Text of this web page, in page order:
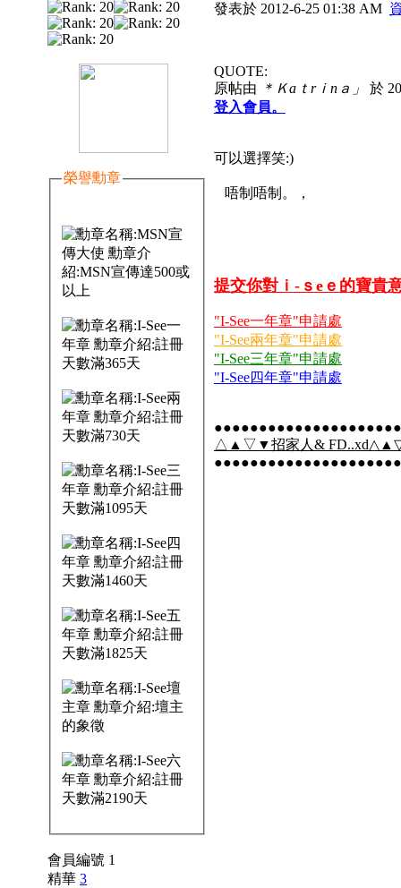
榮譽勳章
會員編號 1
精華 3
發表於 2012-6-25 01:38 AM
QUOTE:
原帖由
＊Ｋaｔrｉnａ」
於
登入會員。
可以選擇笑:)
唔制唔制。，
提交你對ｉ-ｓeｅ的寶貴
"I-See一年章"申請處
"I-See兩年章"申請處
"I-See三年章"申請處
"I-See四年章"申請處
△▲▽▼招家人&